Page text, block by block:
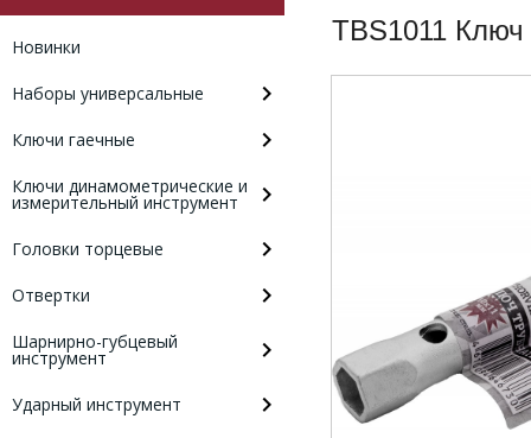
Новинки
Наборы универсальные
Ключи гаечные
Ключи динамометрические и
измерительный инструмент
Головки торцевые
Отвертки
Шарнирно-губцевый
инструмент
Ударный инструмент
TBS1011